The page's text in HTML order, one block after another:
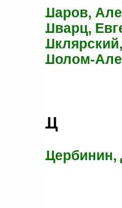
Шаров,
Шварц,
Шолом-
Щ
Щербинин,